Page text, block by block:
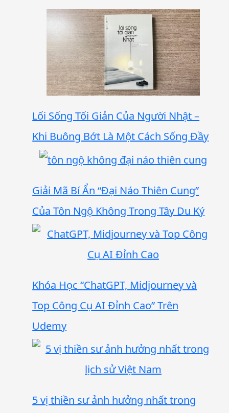
Lối Sống Tối Giản Của Người Nhật –
Khi Buông Bớt Là Một Cách Sống Đầy
Giải Mã Bí Ẩn “Đại Náo Thiên Cung”
Của Tôn Ngộ Không Trong Tây Du Ký
Khóa Học “ChatGPT, Midjourney và
Top Công Cụ AI Đỉnh Cao” Trên
Udemy
5 vị thiền sư ảnh hưởng nhất trong